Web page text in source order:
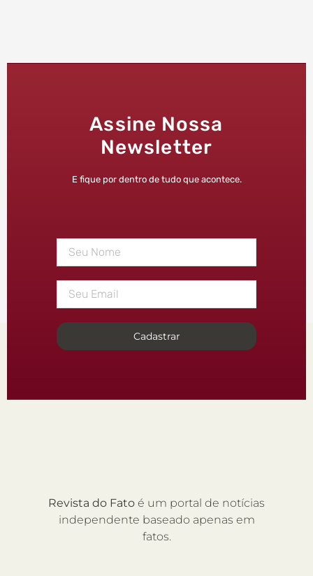
Assine Nossa
Newsletter
E fique por dentro de tudo que acontece.
Cadastrar
Revista do Fato é um portal de notícias
independente baseado apenas em
fatos.